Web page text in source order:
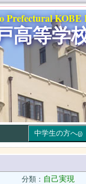
Prefectural KOBE
高等学
中学生の方へ(j)
分類： 自己実現